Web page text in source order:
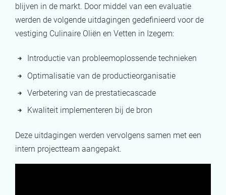
blijven in de markt. Door middel van een evaluatie
werden de volgende uitdagingen gedefinieerd voor de
vestiging Culinaire Oliën en Vetten in Izegem:
Introductie van probleemoplossende technieken
Optimalisatie van de productieorganisatie
Verbetering van de prestatiecascade
Kwaliteit implementeren bij de bron
Deze uitdagingen werden vervolgens samen met een
intern projectteam aangepakt.